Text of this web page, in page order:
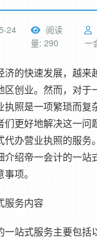
24
阅读
量: 290
一
济的快速发展，越来
区创业。然而，对于
照是一项繁琐而复
们更好地解决这一问
办营业执照的服务
介绍帝一会计的一站
项。
服务内容
一站式服务主要包括